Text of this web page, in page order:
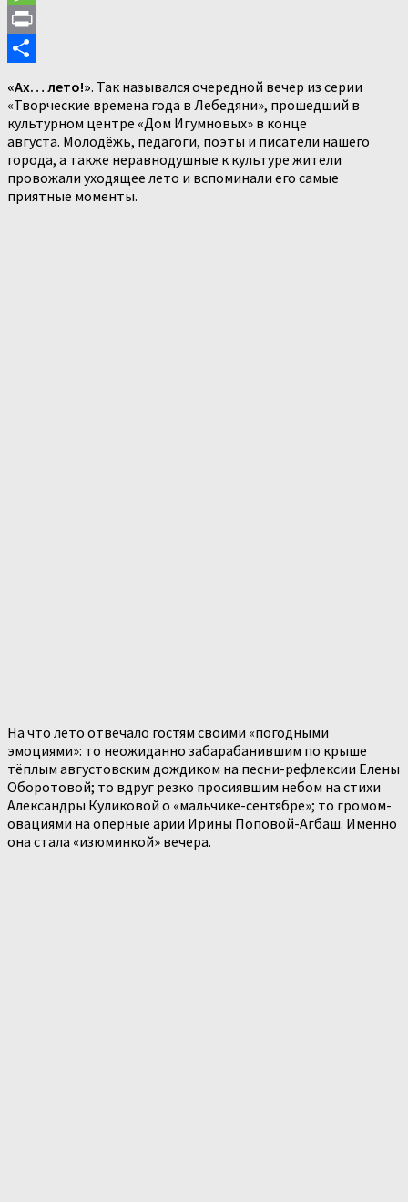
Message
Print
«Ах… лето!». Так назывался очередной вечер из серии
«Творческие времена года в Лебедяни», прошедший в
культурном центре «Дом Игумновых» в конце
августа. Молодёжь, педагоги, поэты и писатели нашего
города, а также неравнодушные к культуре жители
провожали уходящее лето и вспоминали его самые
приятные моменты.
На что лето отвечало гостям своими «погодными
эмоциями»: то неожиданно забарабанившим по крыше
тёплым августовским дождиком на песни-рефлексии Елены
Оборотовой; то вдруг резко просиявшим небом на стихи
Александры Куликовой о «мальчике-сентябре»; то громом-
овациями на оперные арии Ирины Поповой-Агбаш. Именно
она стала «изюминкой» вечера.